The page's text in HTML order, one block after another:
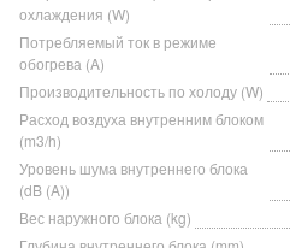
охлаждения (W)
Потребляемый ток в режиме
обогрева (A)
Производительность по холоду (W)
Расход воздуха внутренним блоком
(m3/h)
Уровень шума внутреннего блока
(dB (A))
Вес наружного блока (kg)